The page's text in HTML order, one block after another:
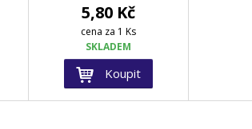
5,80 Kč
cena za 1 Ks
SKLADEM
Koupit